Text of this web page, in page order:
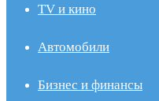
TV и кино
Автомобили
Бизнес и финансы